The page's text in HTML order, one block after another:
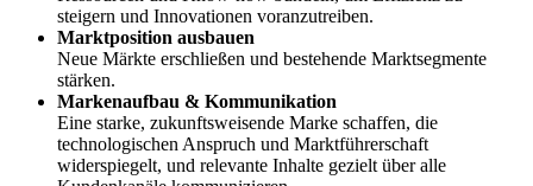
steigern und Innovationen voranzutreiben.
Marktposition ausbauen
Neue Märkte erschließen und bestehende Marktsegmente
stärken.
Markenaufbau & Kommunikation
Eine starke, zukunftsweisende Marke schaffen, die
technologischen Anspruch und Marktführerschaft
widerspiegelt, und relevante Inhalte gezielt über alle